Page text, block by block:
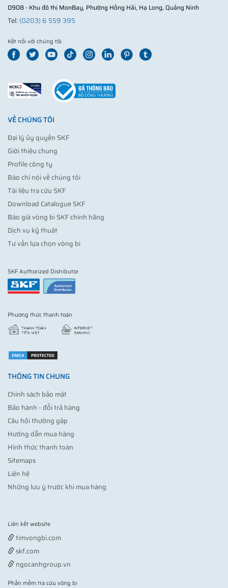
D908 - Khu đô thị MonBay, Phường Hồng Hải, Hạ Long, Quảng Ninh
Tel: (0203) 6 559 395
Kết nối với chúng tôi
VỀ CHÚNG TÔI
Đại lý ủy quyền SKF
Giới thiệu chung
Profile công ty
Báo chí nói về chúng tôi
Tài liệu tra cứu SKF
Download Catalogue SKF
Báo giá vòng bi SKF chính hãng
Dịch vụ kỹ thuật
Tư vấn lựa chọn vòng bi
SKF Authorized Distributor
Phương thức thanh toán
THÔNG TIN CHUNG
Chính sách bảo mật
Bảo hành - đổi trả hàng
Câu hỏi thường gặp
Hướng dẫn mua hàng
Hình thức thanh toán
Sitemaps
Liên hệ
Những lưu ý trước khi mua hàng
Liên kết website
timvongbi.com
skf.com
ngocanhgroup.vn
Phần mềm tra cứu vòng bi